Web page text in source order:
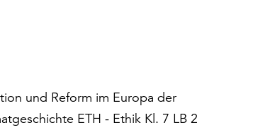
und Reform im Europa der
ETH - Ethik Kl. 7 LB 2